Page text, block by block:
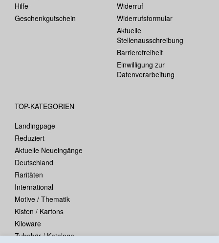
Hilfe
Geschenkgutschein
Widerruf
Widerrufsformular
Aktuelle
Stellenausschreibung
Barrierefreiheit
Einwilligung zur
Datenverarbeitung
TOP-KATEGORIEN
Landingpage
Reduziert
Aktuelle Neueingänge
Deutschland
Raritäten
International
Motive / Thematik
Kisten / Kartons
Kiloware
Zubehör / Kataloge